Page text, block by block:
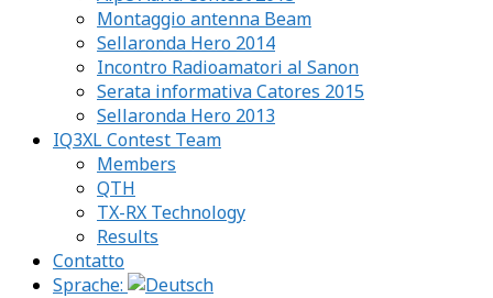
Montaggio antenna Beam
Sellaronda Hero 2014
Incontro Radioamatori al Sanon
Serata informativa Catores 2015
Sellaronda Hero 2013
IQ3XL Contest Team
Members
QTH
TX-RX Technology
Results
Contatto
Sprache: